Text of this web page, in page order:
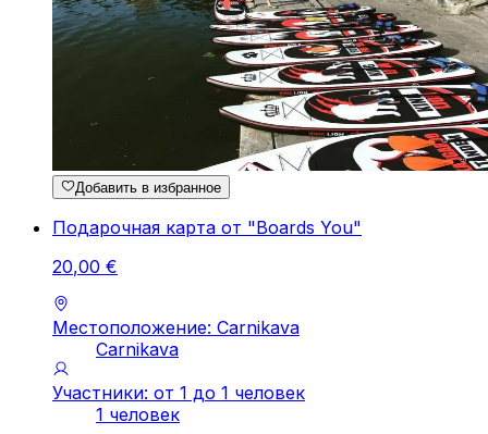
Добавить в избранное
Подарочная карта от "Boards You"
20,00 €
Местоположение: Carnikava
Carnikava
Участники: от 1 до 1 человек
1 человек